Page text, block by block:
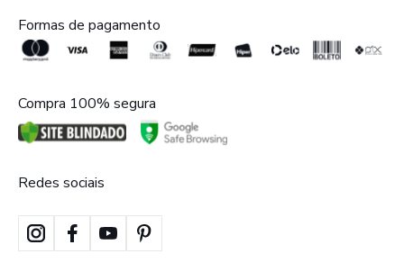
Formas de pagamento
Compra 100% segura
Redes sociais